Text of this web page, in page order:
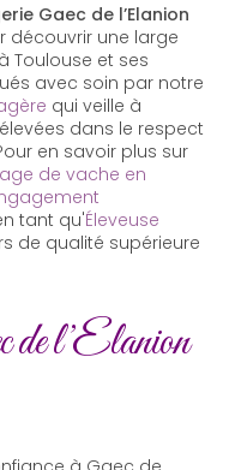
Gaec de l’Elanion
découvrir une large
Toulouse et ses
avec soin par notre
qui veille à
dans le respect
en savoir plus sur
de vache en
tant qu'Éleveuse
de qualité supérieure
de l’Elanion